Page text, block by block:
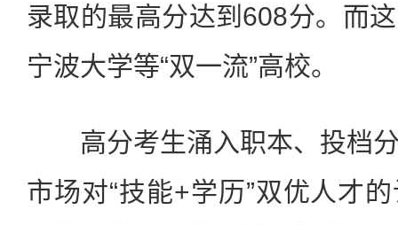
录取的最高分达到608分。而
宁波大学等“双一流”高校。
高分考生涌入职本、投档分
市场对“技能+学历”双优人才